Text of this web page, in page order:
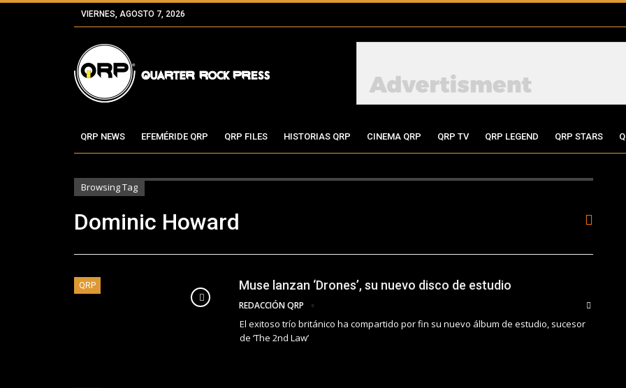
VIERNES, AGOSTO 7, 2026
QRP NEWS EFEMÉRIDE QRP QRP FILES HISTORIAS QRP CINEMA QRP QRP TV QRP LEGEND QRP STARS
Browsing Tag
Dominic Howard
QRP Muse lanzan ‘Drones’, su nuevo disco de estudio
REDACCIÓN QRP
El exitoso trío británico ha compartido por fin su nuevo álbum de estudio, sucesor
de ‘The 2nd Law’